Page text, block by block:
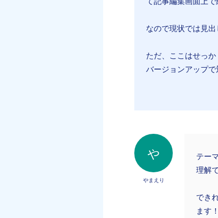
なので現状では見
ただ、ここはせっ
バージョンアップ
や
やまえり
テー
理解
でき
ます